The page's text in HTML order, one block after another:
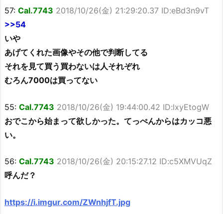
57: Cal.7743 2018/10/26(金) 21:29:20.37 ID:eBd3n9vT
>>54
いや
あげてくれた画像やその他で判断してる
それを見て買う買わないは人それぞれ
むろん7000は買ってない
55: Cal.7743 2018/10/26(金) 19:44:00.42 ID:lxyEtogW
おでこから始まって欲しかった。てっぺんからはカッコ悪
い。
56: Cal.7743 2018/10/26(金) 20:15:27.12 ID:c5XMVUqZ
呼んだ？
https://i.imgur.com/ZWnhjfT.jpg